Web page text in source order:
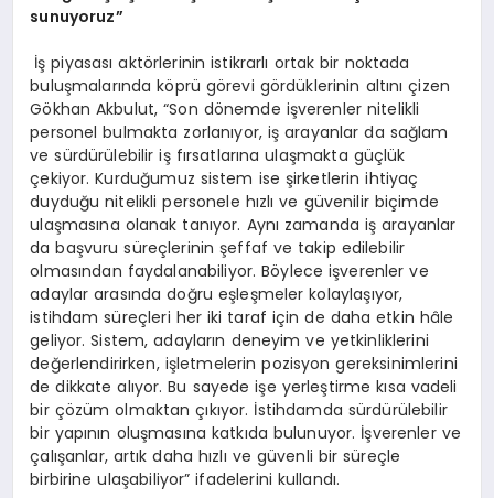
sunuyoruz”
İş piyasası aktörlerinin istikrarlı ortak bir noktada
buluşmalarında köprü görevi gördüklerinin altını çizen
Gökhan Akbulut, “Son dönemde işverenler nitelikli
personel bulmakta zorlanıyor, iş arayanlar da sağlam
ve sürdürülebilir iş fırsatlarına ulaşmakta güçlük
çekiyor. Kurduğumuz sistem ise şirketlerin ihtiyaç
duyduğu nitelikli personele hızlı ve güvenilir biçimde
ulaşmasına olanak tanıyor. Aynı zamanda iş arayanlar
da başvuru süreçlerinin şeffaf ve takip edilebilir
olmasından faydalanabiliyor. Böylece işverenler ve
adaylar arasında doğru eşleşmeler kolaylaşıyor,
istihdam süreçleri her iki taraf için de daha etkin hâle
geliyor. Sistem, adayların deneyim ve yetkinliklerini
değerlendirirken, işletmelerin pozisyon gereksinimlerini
de dikkate alıyor. Bu sayede işe yerleştirme kısa vadeli
bir çözüm olmaktan çıkıyor. İstihdamda sürdürülebilir
bir yapının oluşmasına katkıda bulunuyor. İşverenler ve
çalışanlar, artık daha hızlı ve güvenli bir süreçle
birbirine ulaşabiliyor” ifadelerini kullandı.